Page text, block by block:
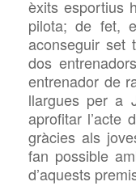
èxits esportius
pilota; de fet,
aconseguir set
dos
entrenador de
llargues per a
aprofitar l’acte
gràcies als
fan possible
d’aquests